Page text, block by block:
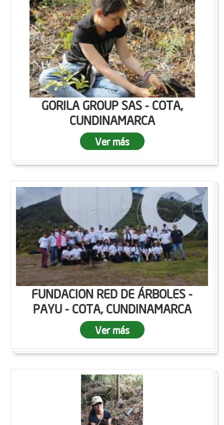
GORILA GROUP SAS - COTA,
CUNDINAMARCA
Ver más
FUNDACION RED DE ÁRBOLES -
PAYU - COTA, CUNDINAMARCA
Ver más